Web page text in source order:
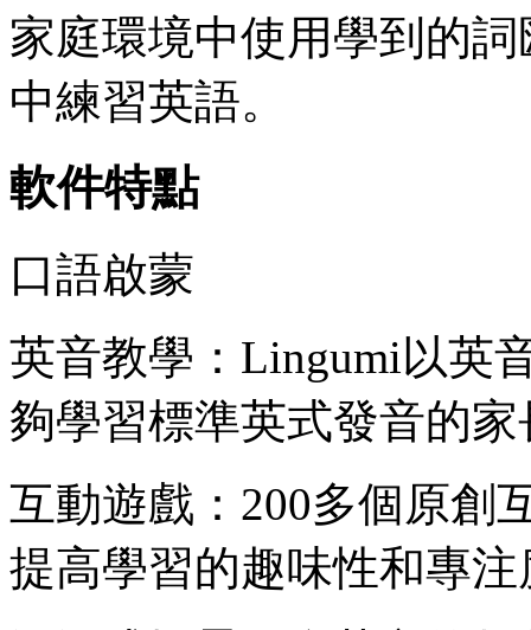
家庭環境中使用學到的
中練習英語。
軟件特點
口語啟蒙
英音教學：Lingumi以英
夠學習標準英式發音的家
互動遊戲：200多個原創
提高學習的趣味性和專注